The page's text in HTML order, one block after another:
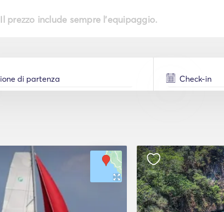
| Il prezzo include sempre l'equipaggio.